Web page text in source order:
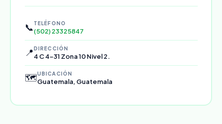
📞 TELÉFONO
(502) 23325847
📍DIRECCIÓN
4 C 4-31 Zona 10 Nivel 2.
🗺️UBICACIÓN
Guatemala, Guatemala